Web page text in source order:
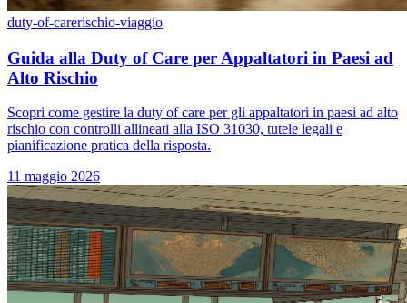
duty-of-carerischio-viaggio
Guida alla Duty of Care per Appaltatori in Paesi ad
Alto Rischio
Scopri come gestire la duty of care per gli appaltatori in paesi ad alto
rischio con controlli allineati alla ISO 31030, tutele legali e
pianificazione pratica della risposta.
11 maggio 2026